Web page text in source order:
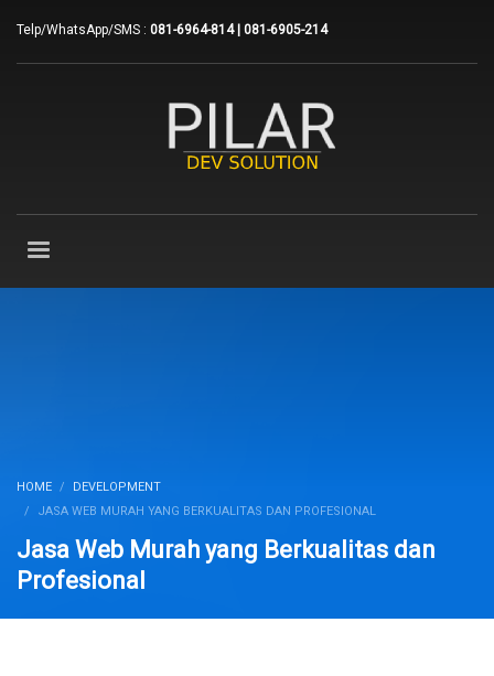
Telp/WhatsApp/SMS : 081-6964-814 | 081-6905-214
HOME
DEVELOPMENT
JASA WEB MURAH YANG BERKUALITAS DAN PROFESIONAL
Jasa Web Murah yang Berkualitas dan
Profesional